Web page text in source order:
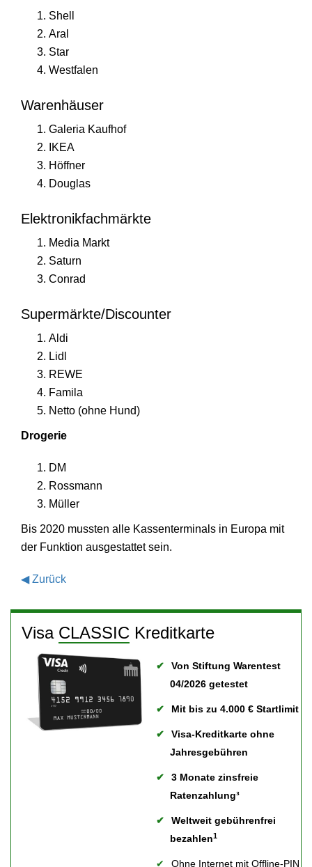
Shell
Aral
Star
Westfalen
Warenhäuser
Galeria Kaufhof
IKEA
Höffner
Douglas
Elektronikfachmärkte
Media Markt
Saturn
Conrad
Supermärkte/Discounter
Aldi
Lidl
REWE
Famila
Netto (ohne Hund)
Drogerie
DM
Rossmann
Müller
Bis 2020 mussten alle Kassenterminals in Europa mit
der Funktion ausgestattet sein.
◀Zurück
Visa CLASSIC Kreditkarte
Von Stiftung Warentest
04/2026 getestet
Mit bis zu 4.000 € Startlimit
Visa-Kreditkarte ohne
Jahresgebühren
3 Monate zinsfreie
Ratenzahlung³
Weltweit gebührenfrei
bezahlen1
Ohne Internet mit Offline-PIN